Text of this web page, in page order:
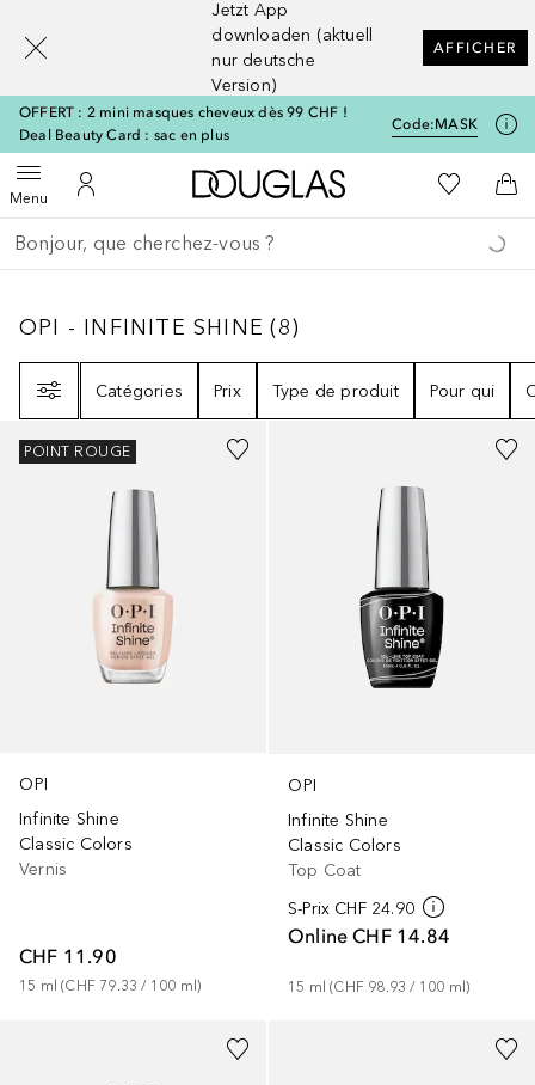
Jetzt App
downloaden (aktuell
nur deutsche
Version)
AFFICHER
OFFERT : 2 mini masques cheveux dès 99 CHF !
Deal Beauty Card : sac en plus
Code:MASK
MenuOuvrir le menuVers Mon Compte
Vers l'accueil Douglas
Vers Ma
Retourner
Exécuter la recherche
OPI - INFINITE SHINE8
OPI - INFINITE SHINE (8)
Catégories
Prix Type de produit Pour qui
OPI
Infinite Shine
Classic Colors
Vernis
CHF 11.90
15 ml (CHF 79.33 / 100 ml)
POINT ROUGE
+
OPI
Infinite Shine
Classic Colors
Top Coat
S-Prix CHF 24.90
Online CHF 14.84
15 ml (CHF 98.93 / 100 ml)
+3
[navigation.slideout.screenreader]